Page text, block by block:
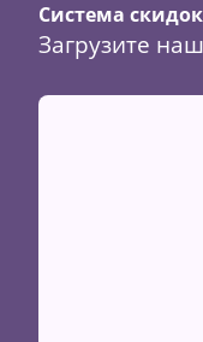
Система скидок
Загрузите